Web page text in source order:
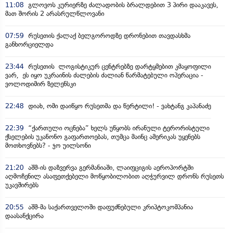
11:08 გლოვოს კურიერზე ძალადობის ბრალდებით 3 პირი დააკავეს,
მათ შორის 2 არასრულწლოვანი
07:59 რუსეთის ქალაქ ბელგოროდზე დრონებით თავდასხმა
განხორციელდა
23:44 რუსეთის ლოგისტიკურ ცენტრებზე დარტყმებით კმაყოფილი
ვარ, ეს იყო უკრაინის ძალების ძალიან წარმატებული ოპერაცია -
ვოლოდიმირ ზელენსკი
22:48 დიახ, ომი დაიწყო რუსეთმა და წერტილი! - ვახტანგ კაპანაძე
22:39
“ქართული ოცნება” ხელს უწყობს ირანული ტერორისტული
ქსელების უკანონო გაფართოებას, თუმცა მაინც ამერიკას უყენებს
მოთხოვნებს? - ჯო უილსონი
21:20 აშშ-ის დაზვერვა გერმანიაში, ლაიფციგის აეროპორტში
აღმოჩენილ ასაფეთქებელი მოწყობილობით აღჭურვილ დრონს რუსეთს
უკავშირებს
20:55 აშშ-მა საქართველოში დაფუძნებული კრიპტოკომპანია
დაასანქცირა